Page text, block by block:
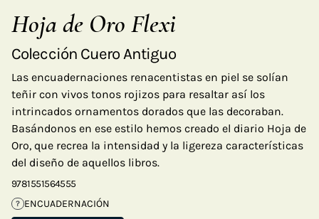
Hoja de Oro Flexi
Colección Cuero Antiguo
Las encuadernaciones renacentistas en piel se solían
teñir con vivos tonos rojizos para resaltar así los
intrincados ornamentos dorados que las decoraban.
Basándonos en ese estilo hemos creado el diario Hoja de
Oro, que recrea la intensidad y la ligereza características
del diseño de aquellos libros.
9781551564555
? ENCUADERNACIÓN